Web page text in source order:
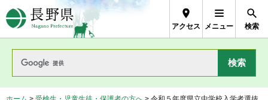
長野県Nagano Prefecture
アクセス メニュー 検索